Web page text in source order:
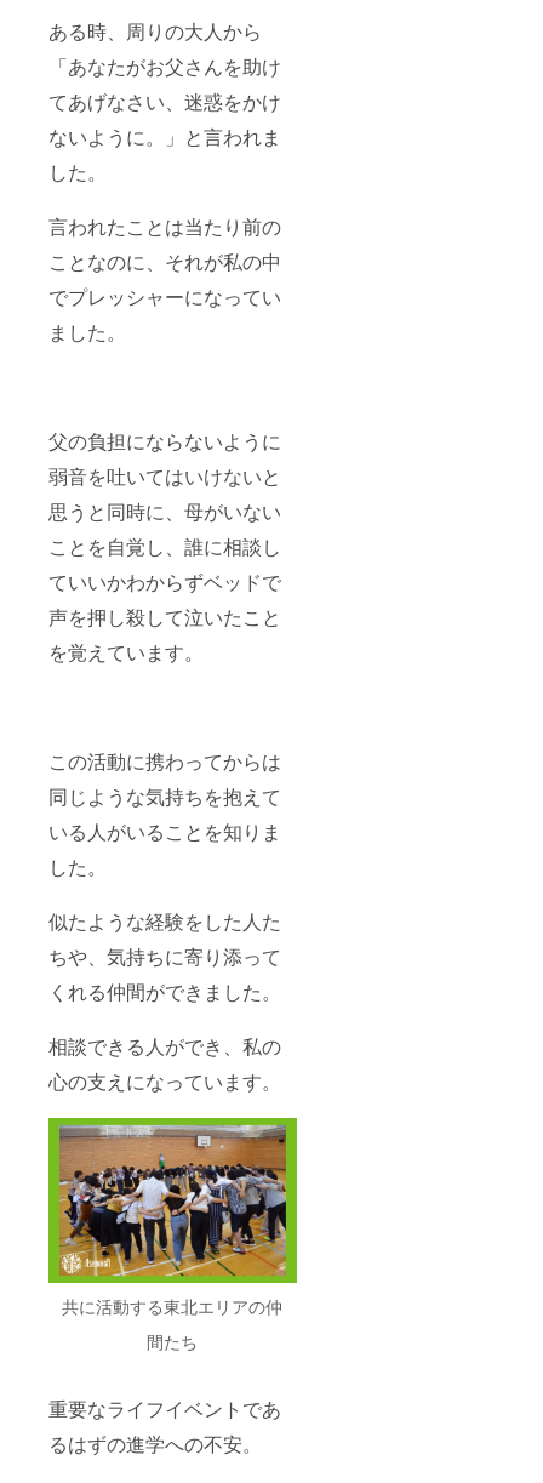
ある時、周りの大人から
「あなたがお父さんを助け
てあげなさい、迷惑をかけ
ないように。」と言われま
した。
言われたことは当たり前の
ことなのに、それが私の中
でプレッシャーになってい
ました。
父の負担にならないように
弱音を吐いてはいけないと
思うと同時に、母がいない
ことを自覚し、誰に相談し
ていいかわからずベッドで
声を押し殺して泣いたこと
を覚えています。
この活動に携わってからは
同じような気持ちを抱えて
いる人がいることを知りま
した。
似たような経験をした人た
ちや、気持ちに寄り添って
くれる仲間ができました。
相談できる人ができ、私の
心の支えになっています。
共に活動する東北エリアの仲
間たち
重要なライフイベントであ
るはずの進学への不安。